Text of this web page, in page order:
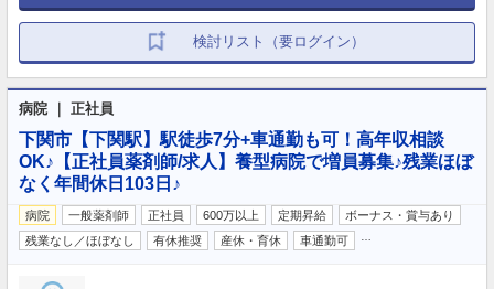
検討リスト（要ログイン）
病院 ｜ 正社員
下関市【下関駅】駅徒歩7分+車通勤も可！高年収相談
OK♪【正社員薬剤師/求人】養型病院で増員募集♪残業ほぼ
なく年間休日103日♪
病院 一般薬剤師 正社員 600万以上 定期昇給
ボーナス・賞与あり
残業なし／ほぼなし
有休推奨 産休・育休 車通勤可